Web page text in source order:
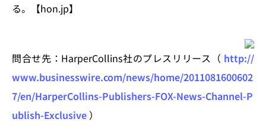
る。【hon.jp】
問合せ先：HarperCollins社のプレスリリース（ http://
www.businesswire.com/news/home/2011081600602
7/en/HarperCollins-Publishers-FOX-News-Channel-P
ublish-Exclusive ）